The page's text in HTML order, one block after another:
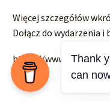
Więcej szczegółów
Dołącz do wydarzenia i
https://
Thank
can